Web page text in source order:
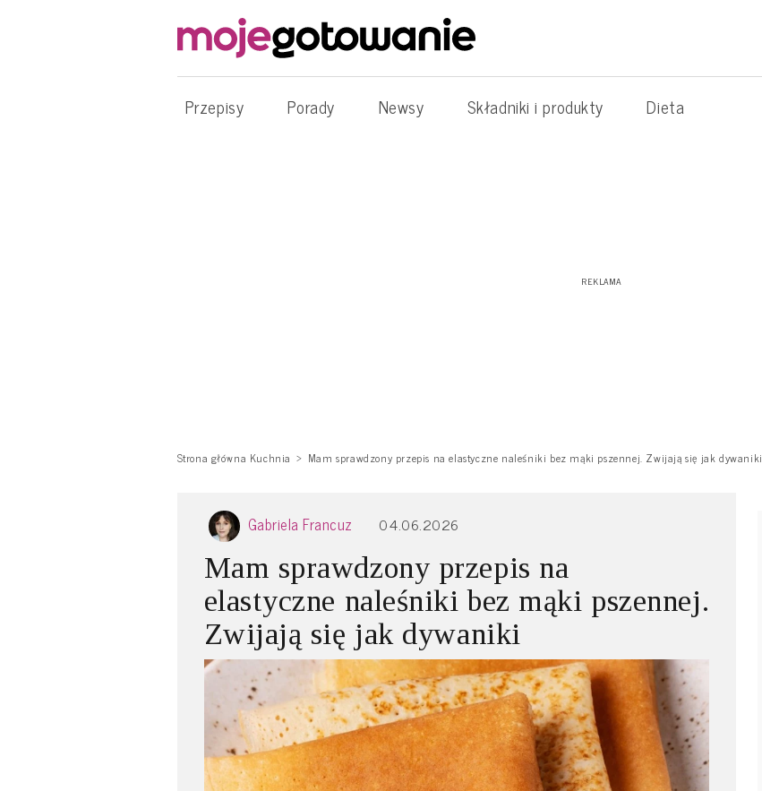
Przepisy Porady Newsy Składniki i produkty Dieta
Strona główna Kuchnia Mam sprawdzony przepis na elastyczne naleśniki bez mąki pszennej. Zwijają się jak dywaniki
Gabriela Francuz 04.06.2026
Mam sprawdzony przepis na
elastyczne naleśniki bez mąki pszennej.
Zwijają się jak dywaniki